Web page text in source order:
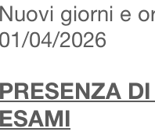
Nuovi giorni e
01/04/2026
PRESENZA
ESAMI